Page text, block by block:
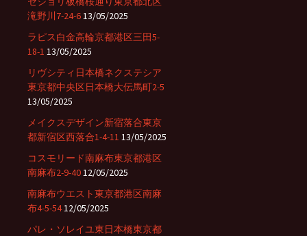
滝野川7-24-613/05/2025
ラピス白金高輪京都港区三田5-
18-1 13/05/2025
リヴシティ日本橋ネクステシア
東京都中央区日本橋大伝馬町2-5
13/05/2025
メイクスデザイン新宿落合東京
都新宿区西落合1-4-11 13/05/2025
コスモリード南麻布東京都港区
南麻布2-9-4012/05/2025
南麻布ウエスト東京都港区南麻
布4-5-5412/05/2025
パレ・ソレイユ東日本橋東京都